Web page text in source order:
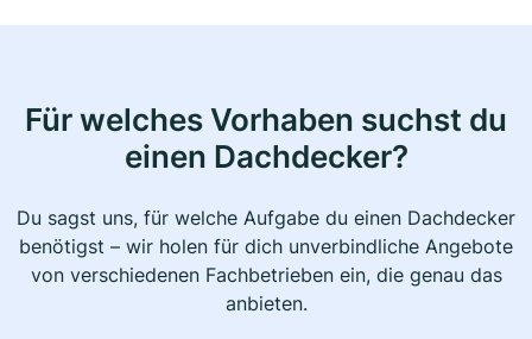
Für welches Vorhaben suchst du
einen Dachdecker?
Du sagst uns, für welche Aufgabe du einen Dachdecker
benötigst – wir holen für dich unverbindliche Angebote
von verschiedenen Fachbetrieben ein, die genau das
anbieten.